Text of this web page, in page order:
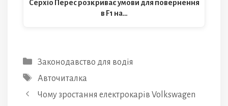
Серхіо Перес розкриває умови для повернення
в F1 на…
Категорії
Законодавство для водія
Позначки
Авточиталка
Чому зростання електрокарів Volkswagen